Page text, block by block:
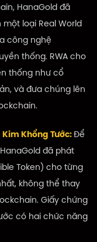
HanaGold đã
loại Real World
công nghệ
thống. RWA cho
thống như cổ
và đưa chúng lên
Khổng Tước:Để
đã phát
Token) cho từng
không thể thay
Giấy chứng
có hai chức năng